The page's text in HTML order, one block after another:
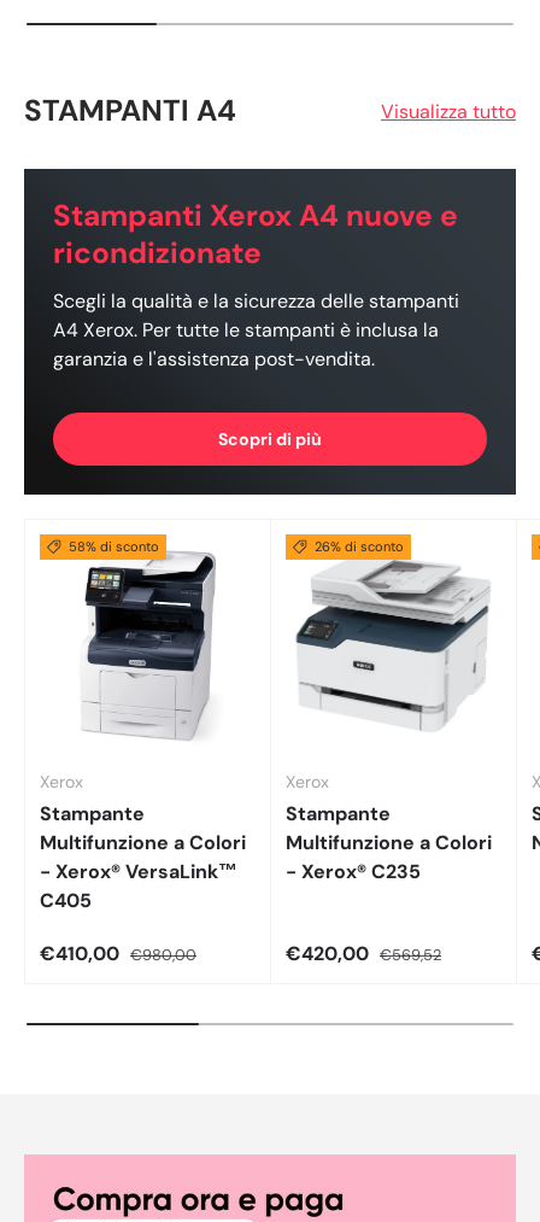
STAMPANTI A4 Visualizza tutto
Stampanti Xerox A4 nuove e
ricondizionate
Scegli la qualità e la sicurezza delle stampanti
A4 Xerox. Per tutte le stampanti è inclusa la
garanzia e l'assistenza post-vendita.
Scopri di più
58% di sconto
Xerox
Stampante
Multifunzione a Colori
- Xerox® VersaLink™
C405
€410,00 €980,00
26% di sconto
Xerox
Stampante
Multifunzione a Colori
- Xerox® C235
€420,00 €569,52